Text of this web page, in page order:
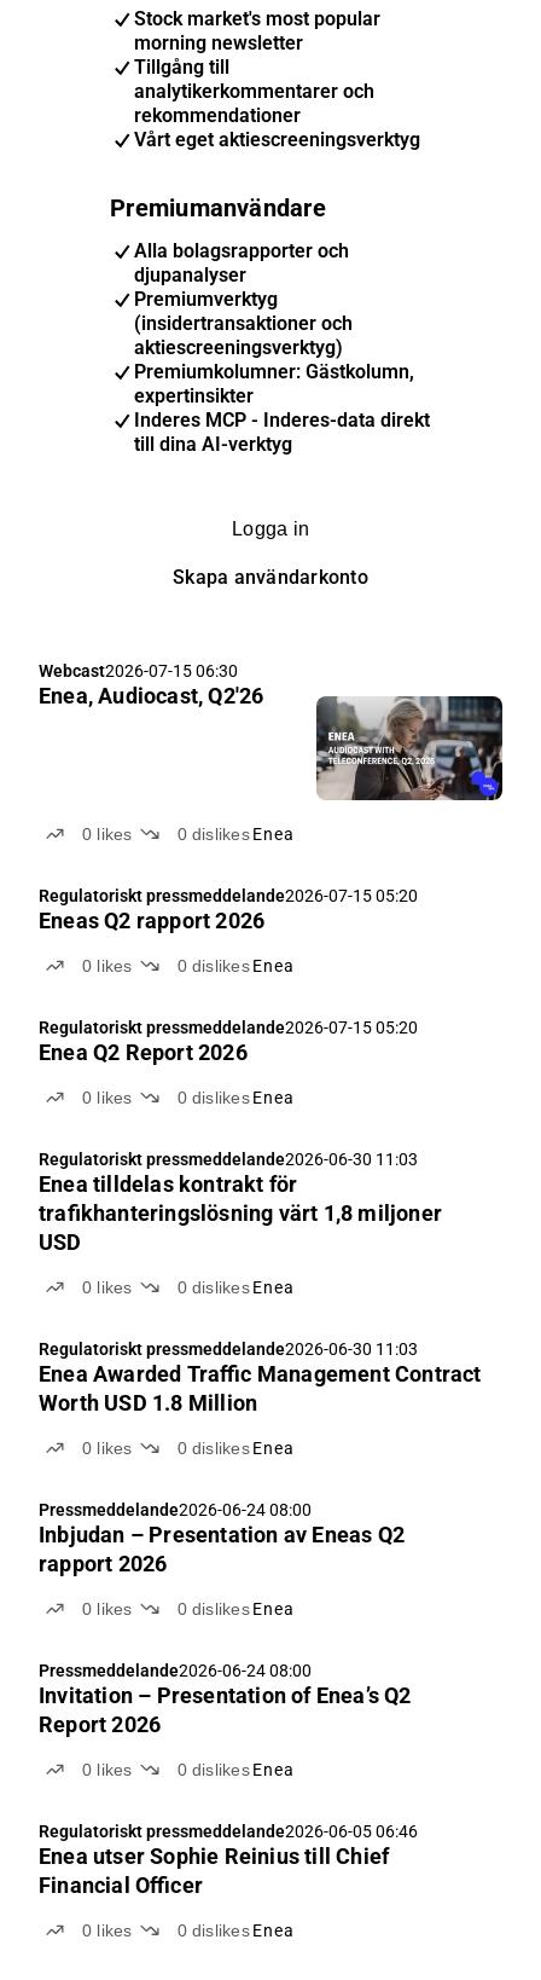
Stock market's most popular
morning newsletter
Tillgång till
analytikerkommentarer och
rekommendationer
Vårt eget aktiescreeningsverktyg
Premiumanvändare
Alla bolagsrapporter och
djupanalyser
Premiumverktyg
(insidertransaktioner och
aktiescreeningsverktyg)
Premiumkolumner: Gästkolumn,
expertinsikter
Inderes MCP - Inderes-data direkt
till dina AI-verktyg
Logga in
Skapa användarkonto
Webcast2026-07-15 06:30
Enea, Audiocast, Q2'26
0 likes 0 dislikes Enea
Regulatoriskt pressmeddelande2026-07-15 05:20
Eneas Q2 rapport 2026
0 likes 0 dislikes Enea
Regulatoriskt pressmeddelande2026-07-15 05:20
Enea Q2 Report 2026
0 likes 0 dislikes Enea
Regulatoriskt pressmeddelande2026-06-30 11:03
Enea tilldelas kontrakt för
trafikhanteringslösning värt 1,8 miljoner
USD
0 likes 0 dislikes Enea
Regulatoriskt pressmeddelande2026-06-30 11:03
Enea Awarded Traffic Management Contract
Worth USD 1.8 Million
0 likes 0 dislikes Enea
Pressmeddelande2026-06-24 08:00
Inbjudan – Presentation av Eneas Q2
rapport 2026
0 likes 0 dislikes Enea
Pressmeddelande2026-06-24 08:00
Invitation – Presentation of Enea’s Q2
Report 2026
0 likes 0 dislikes Enea
Regulatoriskt pressmeddelande2026-06-05 06:46
Enea utser Sophie Reinius till Chief
Financial Officer
0 likes 0 dislikes Enea